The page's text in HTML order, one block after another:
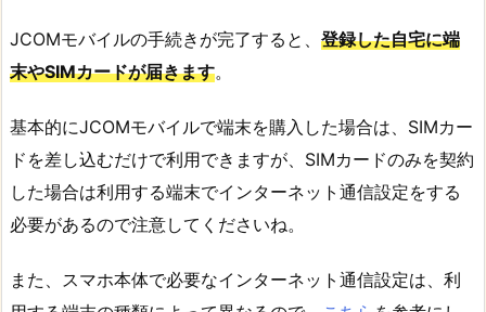
JCOMモバイルの手続きが完了すると、 登録した自宅に端
末やSIMカードが届きます。
基本的にJCOMモバイルで端末を購入した場合は、SIMカー
ドを差し込むだけで利用できますが、SIMカードのみを契約
した場合は利用する端末でインターネット通信設定をする
必要があるので注意してくださいね。
また、スマホ本体で必要なインターネット通信設定は、利